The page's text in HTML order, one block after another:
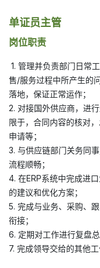
单证员主管
岗位职责
1. 管理并负责部门日常
售/服务过程中所产生的
落地，保证正常运作；
2. 对接国外供应商，进
限于，合同内容的核对
申请等；
3. 与供应链部门关务同
流程顺畅；
4. 在ERP系统中完成进
的建议和优化方案；
5. 完成与业务、采购、
衔接；
6. 定期对工作进行复盘
7. 完成领导交给的其他工